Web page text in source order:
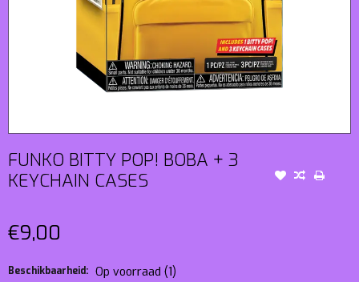
FUNKO BITTY POP! BOBA + 3
KEYCHAIN CASES
€9,00
Beschikbaarheid: Op voorraad (1)